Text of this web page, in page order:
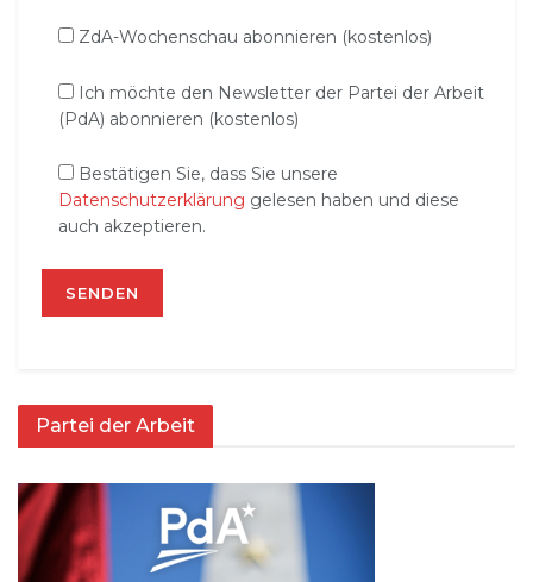
ZdA-Wochenschau abonnieren (kostenlos)
Ich möchte den Newsletter der Partei der Arbeit
(PdA) abonnieren (kostenlos)
Bestätigen Sie, dass Sie unsere
Datenschutzerklärung gelesen haben und diese
auch akzeptieren.
Partei der Arbeit